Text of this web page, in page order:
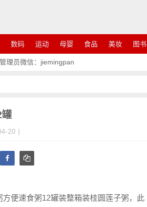
数码 运动 母婴 食品 美妆 图书
理员微信：jiemingpan
罐
20 |
便速食粥12罐装整箱装桂圆莲子粥，此